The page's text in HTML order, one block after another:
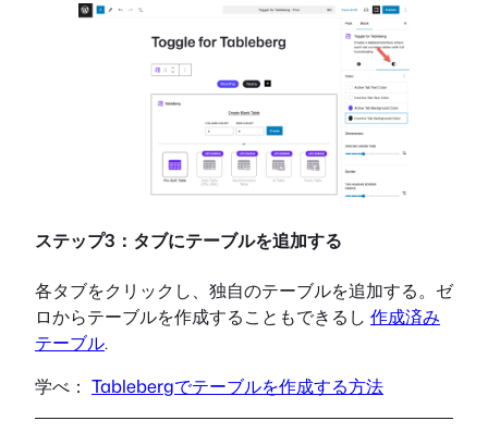
ステップ3：タブにテーブルを追加する
各タブをクリックし、独自のテーブルを追加する。ゼ
ロからテーブルを作成することもできるし 作成済み
テーブル.
学べ： Tablebergでテーブルを作成する方法